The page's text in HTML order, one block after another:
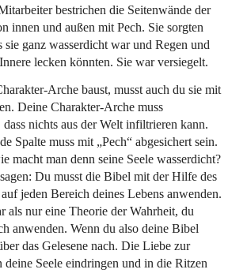
bestrichen die Seitenwände der
innen und außen mit Pech. Sie sorgten
sie ganz wasserdicht war und Regen und
lecken könnten. Sie war versiegelt.
Arche baust, musst auch du sie mit
Deine Charakter-Arche muss
dass nichts aus der Welt infiltrieren kann.
Spalte muss mit „Pech“ abgesichert sein.
macht man denn seine Seele wasserdicht?
Du musst die Bibel mit der Hilfe des
jeden Bereich deines Lebens anwenden.
als nur eine Theorie der Wahrheit, du
anwenden. Wenn du also deine Bibel
das Gelesene nach. Die Liebe zur
deine Seele eindringen und in die Ritzen